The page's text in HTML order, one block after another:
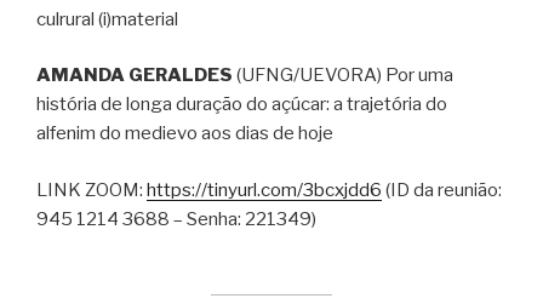
culrural (i)material
AMANDA GERALDES (UFNG/UEVORA) Por uma
história de longa duração do açúcar: a trajetória do
alfenim do medievo aos dias de hoje
LINK ZOOM: https://tinyurl.com/3bcxjdd6 (ID da reunião:
945 1214 3688 – Senha: 221349)